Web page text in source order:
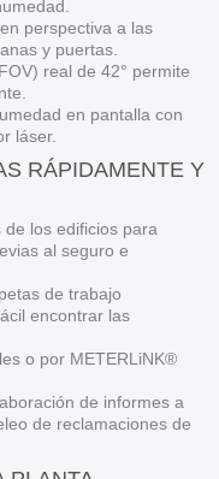
perspectiva a las
y puertas.
real de 42° permite
en pantalla con
láser.
RÁPIDAMENTE Y
los edificios para
al seguro e
de trabajo
encontrar las
o por METERLiNK®
de informes a
de reclamaciones de